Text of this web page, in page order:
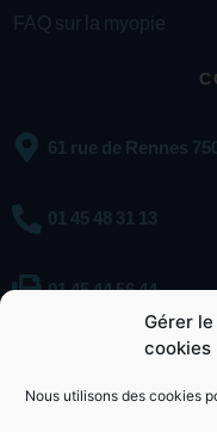
Gérer
cookies
Nous utilisons des cookies
FAQ sur la myopie
61 rue de Rennes
01 45 48 31 13
01 45 44 56 44
Contacter le Dr